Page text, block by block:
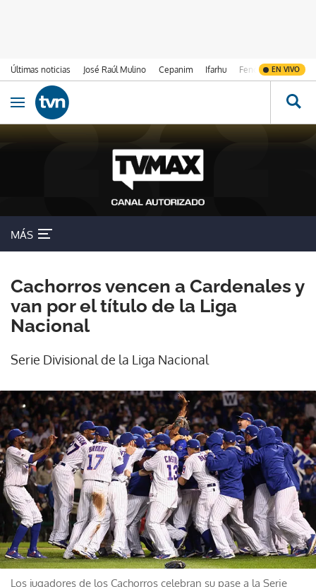
Últimas noticias José Raúl Mulino Cepanim Ifarhu Fenómeno de El
EN VIVO
Ir al contenido
Obrir navegació
MÁS
Cachorros vencen a Cardenales y
van por el título de la Liga
Nacional
Serie Divisional de la Liga Nacional
Los jugadores de los Cachorros celebran su pase a la Serie